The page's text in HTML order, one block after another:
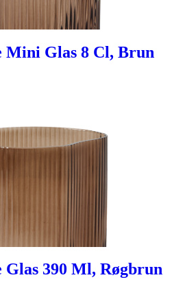
Mini Glas 8 Cl, Brun
Glas 390 Ml, Røgbrun